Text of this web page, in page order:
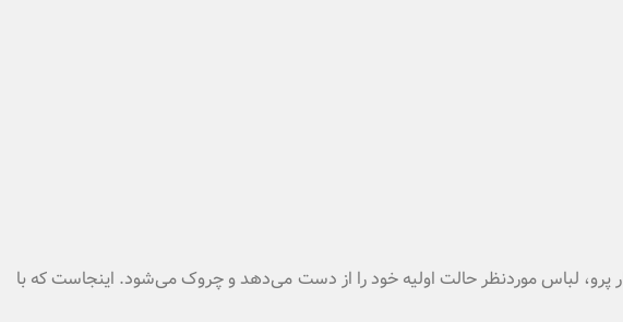
پرو، لباس موردنظر حالت اولیه خود را از دست می‌دهد و چروک می‌شود. اینجاست که با